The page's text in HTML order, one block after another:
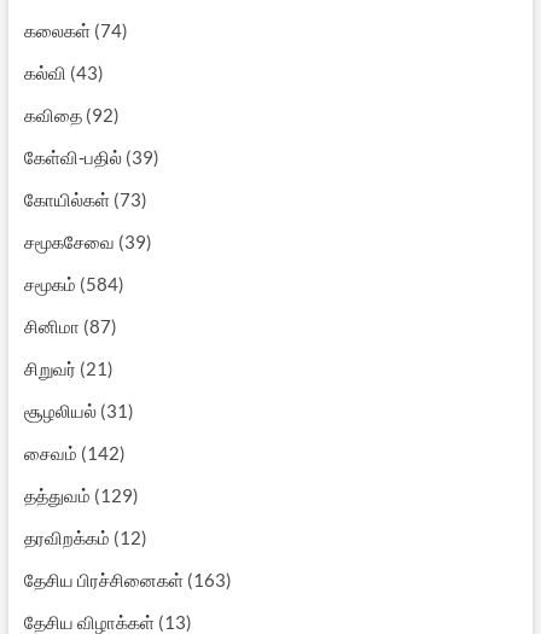
கலைகள்(74)
கல்வி (43)
கவிதை(92)
கேள்வி-பதில்(39)
கோயில்கள்(73)
சமூகசேவை (39)
சமூகம் (584)
சினிமா (87)
சிறுவர் (21)
சூழலியல்(31)
சைவம் (142)
தத்துவம் (129)
தரவிறக்கம் (12)
தேசிய பிரச்சினைகள்(163)
தேசிய விழாக்கள்(13)